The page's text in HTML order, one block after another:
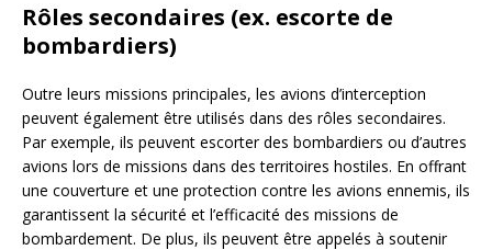
Rôles secondaires (ex. escorte de
bombardiers)
Outre leurs missions principales, les avions d’interception
peuvent également être utilisés dans des rôles secondaires.
Par exemple, ils peuvent escorter des bombardiers ou d’autres
avions lors de missions dans des territoires hostiles. En offrant
une couverture et une protection contre les avions ennemis, ils
garantissent la sécurité et l’efficacité des missions de
bombardement. De plus, ils peuvent être appelés à soutenir